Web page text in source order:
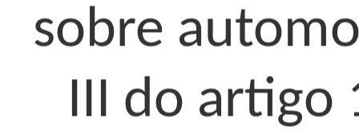
sobre
III do artigo